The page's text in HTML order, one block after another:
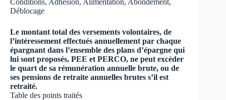
Conditions, Adhésion, Alimentation, Abondement,
Déblocage
Le montant total des versements volontaires, de
l’intéressement effectués annuellement par chaque
épargnant dans l’ensemble des plans d’épargne qui
lui sont proposés, PEE et PERCO, ne peut excéder
le quart de sa rémunération annuelle brute, ou de
ses pensions de retraite annuelles brutes s’il est
retraité.
Table des points traités